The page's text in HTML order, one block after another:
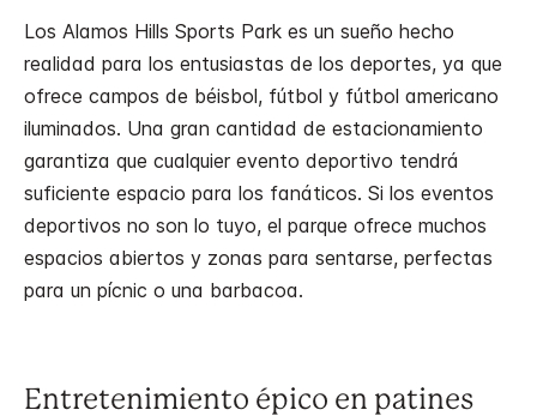
Los Alamos Hills Sports Park es un sueño hecho
realidad para los entusiastas de los deportes, ya que
ofrece campos de béisbol, fútbol y fútbol americano
iluminados. Una gran cantidad de estacionamiento
garantiza que cualquier evento deportivo tendrá
suficiente espacio para los fanáticos. Si los eventos
deportivos no son lo tuyo, el parque ofrece muchos
espacios abiertos y zonas para sentarse, perfectas
para un pícnic o una barbacoa.
Entretenimiento épico en patines